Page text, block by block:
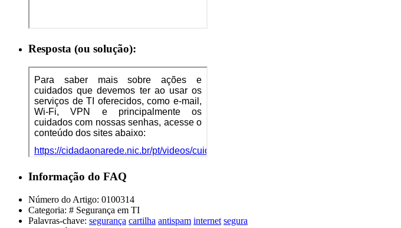
Resposta (ou solução):
Informação do FAQ
Número do Artigo: 0100314
Categoria: # Segurança em TI
Palavras-chave: segurança cartilha antispam internet segura